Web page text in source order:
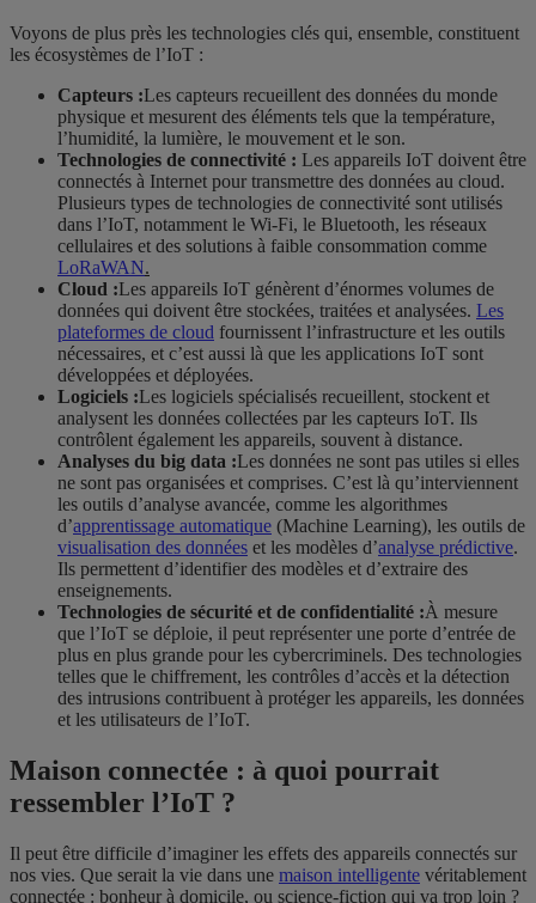
Voyons de plus près les technologies clés qui, ensemble, constituent
les écosystèmes de l’IoT :
Capteurs :Les capteurs recueillent des données du monde
physique et mesurent des éléments tels que la température,
l’humidité, la lumière, le mouvement et le son.
Technologies de connectivité : Les appareils IoT doivent être
connectés à Internet pour transmettre des données au cloud.
Plusieurs types de technologies de connectivité sont utilisés
dans l’IoT, notamment le Wi-Fi, le Bluetooth, les réseaux
cellulaires et des solutions à faible consommation comme
LoRaWAN.
Cloud :Les appareils IoT génèrent d’énormes volumes de
données qui doivent être stockées, traitées et analysées. Les
plateformes de cloud fournissent l’infrastructure et les outils
nécessaires, et c’est aussi là que les applications IoT sont
développées et déployées.
Logiciels :Les logiciels spécialisés recueillent, stockent et
analysent les données collectées par les capteurs IoT. Ils
contrôlent également les appareils, souvent à distance.
Analyses du big data :Les données ne sont pas utiles si elles
ne sont pas organisées et comprises. C’est là qu’interviennent
les outils d’analyse avancée, comme les algorithmes
d’apprentissage automatique (Machine Learning), les outils de
visualisation des données et les modèles d’analyse prédictive.
Ils permettent d’identifier des modèles et d’extraire des
enseignements.
Technologies de sécurité et de confidentialité :À mesure
que l’IoT se déploie, il peut représenter une porte d’entrée de
plus en plus grande pour les cybercriminels. Des technologies
telles que le chiffrement, les contrôles d’accès et la détection
des intrusions contribuent à protéger les appareils, les données
et les utilisateurs de l’IoT.
Maison connectée : à quoi pourrait
ressembler l’IoT ?
Il peut être difficile d’imaginer les effets des appareils connectés sur
nos vies. Que serait la vie dans une maison intelligente véritablement
connectée : bonheur à domicile, ou science-fiction qui va trop loin ?